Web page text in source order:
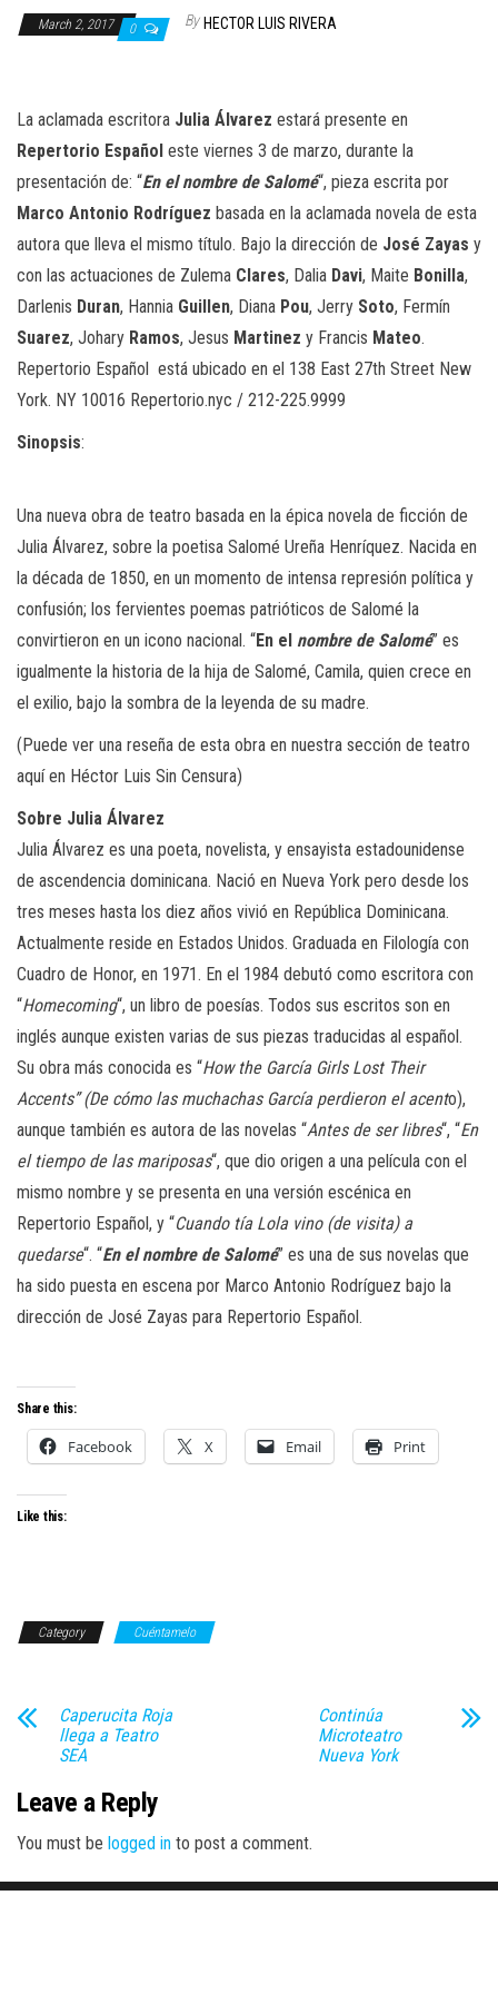
March 2, 2017 0 By HECTOR LUIS RIVERA
La aclamada escritora Julia Álvarez estará presente en
Repertorio Español este viernes 3 de marzo, durante la
presentación de: “En el nombre de Salomé“, pieza escrita por
Marco Antonio Rodríguez basada en la aclamada novela de esta
autora que lleva el mismo título. Bajo la dirección de José Zayas y
con las actuaciones de Zulema Clares, Dalia Davi, Maite Bonilla,
Darlenis Duran, Hannia Guillen, Diana Pou, Jerry Soto, Fermín
Suarez, Johary Ramos, Jesus Martinez y Francis Mateo.
Repertorio Español está ubicado en el 138 East 27th Street New
York. NY 10016 Repertorio.nyc / 212-225.9999
Sinopsis:
Una nueva obra de teatro basada en la épica novela de ficción de
Julia Álvarez, sobre la poetisa Salomé Ureña Henríquez. Nacida en
la década de 1850, en un momento de intensa represión política y
confusión; los fervientes poemas patrióticos de Salomé la
convirtieron en un icono nacional. “En el nombre de Salomé” es
igualmente la historia de la hija de Salomé, Camila, quien crece en
el exilio, bajo la sombra de la leyenda de su madre.
(Puede ver una reseña de esta obra en nuestra sección de teatro
aquí en Héctor Luis Sin Censura)
Sobre Julia Álvarez
Julia Álvarez es una poeta, novelista, y ensayista estadounidense
de ascendencia dominicana. Nació en Nueva York pero desde los
tres meses hasta los diez años vivió en República Dominicana.
Actualmente reside en Estados Unidos. Graduada en Filología con
Cuadro de Honor, en 1971. En el 1984 debutó como escritora con
“Homecoming“, un libro de poesías. Todos sus escritos son en
inglés aunque existen varias de sus piezas traducidas al español.
Su obra más conocida es “How the García Girls Lost Their
Accents” (De cómo las muchachas García perdieron el acento),
aunque también es autora de las novelas “Antes de ser libres“, “En
el tiempo de las mariposas“, que dio origen a una película con el
mismo nombre y se presenta en una versión escénica en
Repertorio Español, y “Cuando tía Lola vino (de visita) a
quedarse“. “En el nombre de Salomé” es una de sus novelas que
ha sido puesta en escena por Marco Antonio Rodríguez bajo la
dirección de José Zayas para Repertorio Español.
Share this:
Facebook X Email Print
Like this:
Category Cuéntamelo
Caperucita Roja
llega a Teatro
SEA
Continúa
Microteatro
Nueva York
Leave a Reply
You must be logged in to post a comment.